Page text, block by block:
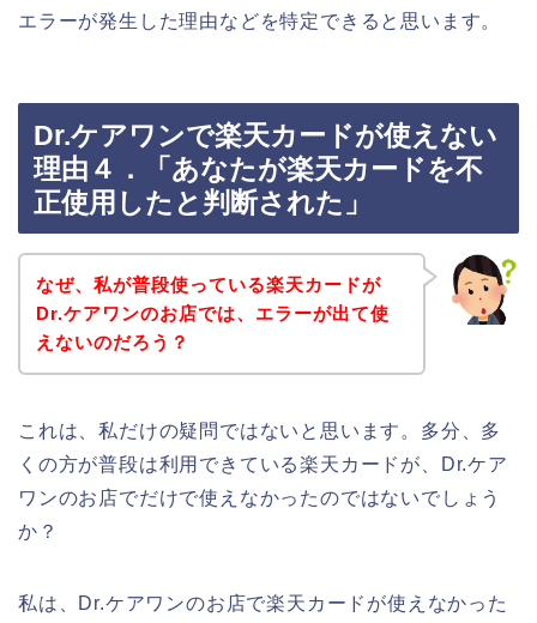
エラーが発生した理由などを特定できると思います。
Dr.ケアワンで楽天カードが使えない
理由４．「あなたが楽天カードを不
正使用したと判断された」
なぜ、私が普段使っている楽天カードが
Dr.ケアワンのお店では、エラーが出て使
えないのだろう？
これは、私だけの疑問ではないと思います。多分、多
くの方が普段は利用できている楽天カードが、Dr.ケア
ワンのお店でだけで使えなかったのではないでしょう
か？
私は、Dr.ケアワンのお店で楽天カードが使えなかった